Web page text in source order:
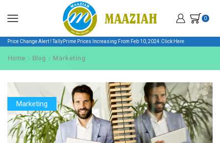
0
Price Change Alert ! TallyPrime Prices Increasing From Feb 10, 2024. Click Here
Home Blog Marketing
Marketing